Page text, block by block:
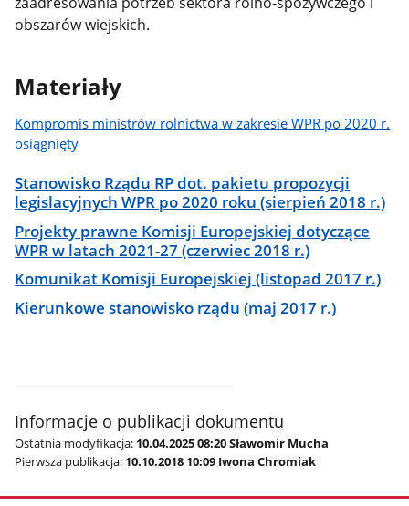
obszarów wiejskich.
Materiały
Kompromis ministrów rolnictwa w zakresie WPR po 2020 r.
osiągnięty
Stanowisko Rządu RP dot. pakietu propozycji
legislacyjnych WPR po 2020 roku (sierpień 2018 r.)
Projekty prawne Komisji Europejskiej dotyczące
WPR w latach 2021-27 (czerwiec 2018 r.)
Komunikat Komisji Europejskiej (listopad 2017 r.)
Kierunkowe stanowisko rządu (maj 2017 r.)
Informacje o publikacji dokumentu
Ostatnia modyfikacja: 10.04.2025 08:20 Sławomir Mucha
Pierwsza publikacja: 10.10.2018 10:09 Iwona Chromiak